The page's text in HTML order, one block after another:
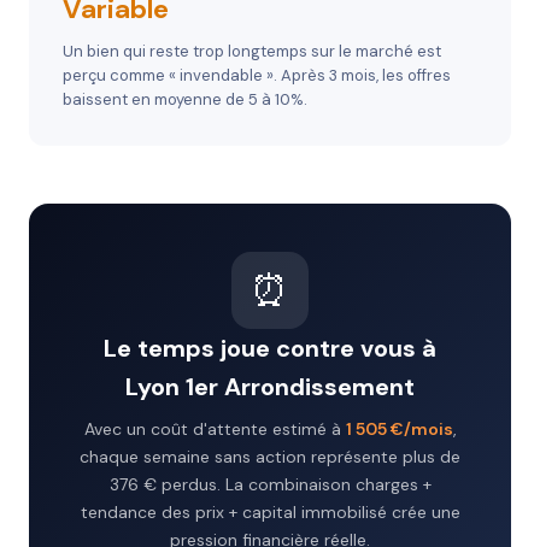
Variable
Un bien qui reste trop longtemps sur le marché est
perçu comme « invendable ». Après 3 mois, les offres
baissent en moyenne de 5 à 10%.
⏰
Le temps joue contre vous à
Lyon 1er Arrondissement
Avec un coût d'attente estimé à 1 505 €/mois,
chaque semaine sans action représente plus de
376 € perdus. La combinaison charges +
tendance des prix + capital immobilisé crée une
pression financière réelle.